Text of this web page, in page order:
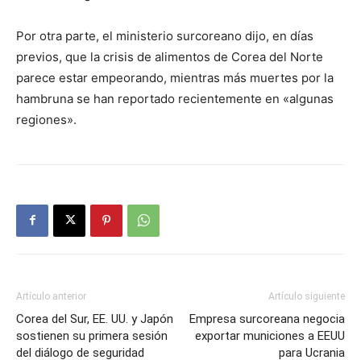
Por otra parte, el ministerio surcoreano dijo, en días
previos, que la crisis de alimentos de Corea del Norte
parece estar empeorando, mientras más muertes por la
hambruna se han reportado recientemente en «algunas
regiones».
Artículo anterior
Corea del Sur, EE. UU. y Japón
sostienen su primera sesión
del diálogo de seguridad
Artículo siguiente
Empresa surcoreana negocia
exportar municiones a EEUU
para Ucrania